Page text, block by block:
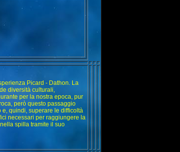
Picard - Dathon. La
diversità culturali,
per la nostra epoca, pur
però questo passaggio
quindi, superare le difficoltà
necessari per raggiungere la
spilla tramite il suo